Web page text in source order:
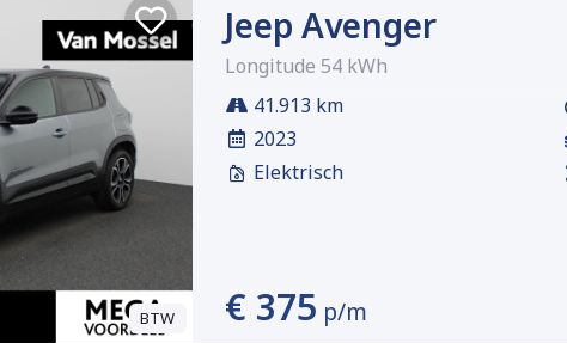
BTW
Jeep Avenger
Longitude 54 kWh
41.913 km
2023
Elektrisch
€ 375 p/m